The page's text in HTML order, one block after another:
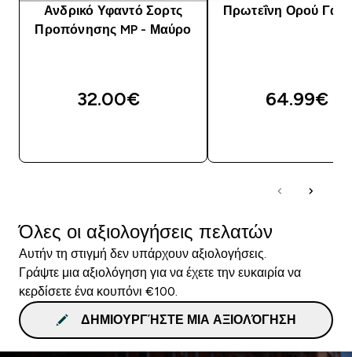
Ανδρικό Υφαντό Σορτς
Προπόνησης MP - Μαύρο
32.00€‎
Πρωτεΐνη Ορού
64.99€‎
Όλες οι αξιολογήσεις πελατών
Αυτήν τη στιγμή δεν υπάρχουν αξιολογήσεις.
Γράψτε μια αξιολόγηση για να έχετε την ευκαιρία να
κερδίσετε ένα κουπόνι €100.
ΔΗΜΙΟΥΡΓΉΣΤΕ ΜΙΑ ΑΞΙΟΛΌΓΗΣΗ